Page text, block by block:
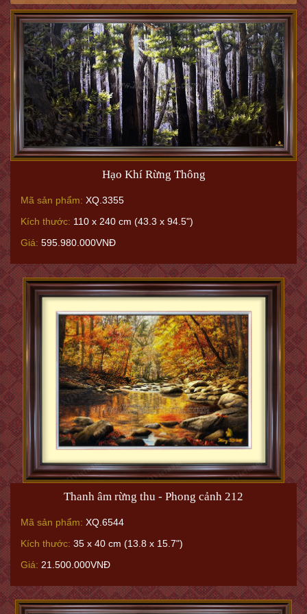
Hạo Khí Rừng Thông
Mã sản phẩm: XQ.3355
Kích thước: 110 x 240 cm (43.3 x 94.5")
Giá: 595.980.000VNĐ
Thanh âm rừng thu - Phong cảnh 212
Mã sản phẩm: XQ.6544
Kích thước: 35 x 40 cm (13.8 x 15.7")
Giá: 21.500.000VNĐ